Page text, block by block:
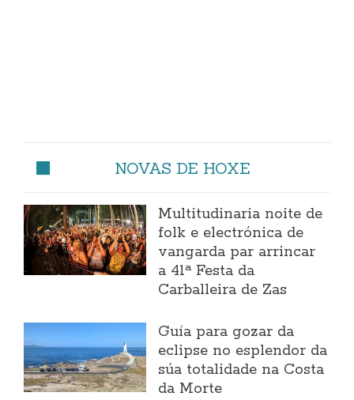
NOVAS DE HOXE
Multitudinaria noite de
folk e electrónica de
vangarda par arrincar
a 41ª Festa da
Carballeira de Zas
Guía para gozar da
eclipse no esplendor da
súa totalidade na Costa
da Morte